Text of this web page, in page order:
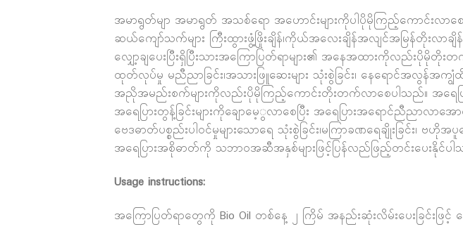
အမာရွတ်မျာ အမာရွတ် အသစ်ရော အဟောင်းများကိုပါပိုမိုကြည့်ကောင်းလာစ
ဆယ်ကျော်သက်များ ကြီးထွားဖွံ့ဖြိုးချိန်၊ကိုယ်အလေးချိန်အလျင်အမြန်တိုးလာခ
လျှော့ချပေးပြီးရှိပြီးသားအကြောပြတ်ရာများ၏ အနေအထားကိုလည်းပိုမို
ထုတ်လုပ်မှု မညီညာခြင်း၊အသားဖြူဆေးများ သုံးစွဲခြင်း၊ နေရောင်အလွန်အကျွံ
အညိုအမည်းစက်များကိုလည်းပိုမိုကြည့်ကောင်းတိုးတက်လာစေပါသည်။ အရေပြားအိုမ
အရေပြားတွန့်ခြင်းများကိုချောမေ့ွလာစေပြီး အရေပြားအရောင်ညီညာလာ
ဗေဒဓာတ်ပစ္စည်းပါဝင်မှုများသောရေ သုံးစွဲခြင်း၊မကြာခဏရေချိုးခြင်း၊
အရေပြားအစိုဓာတ်ကို သဘာဝအဆီအနှစ်များဖြင့်ပြန်လည်ဖြည့်တင်းပေးနိုင်ပါ
Usage instructions:
အကြောပြတ်ရာတွေကို Bio Oil တစ်နေ့ ၂ ကြိမ် အနည်းဆုံးလိမ်းပေးခြင်းဖြင့်